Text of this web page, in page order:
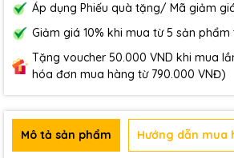
Áp dụng Phiếu quà tặng/ Mã giảm
Giảm giá 10% khi mua từ 5 sản phẩm
Tặng voucher 50.000 VND khi mua
hóa đơn mua hàng từ 790.000 VNĐ)
Mô tả sản phẩm Hướng dẫn mua